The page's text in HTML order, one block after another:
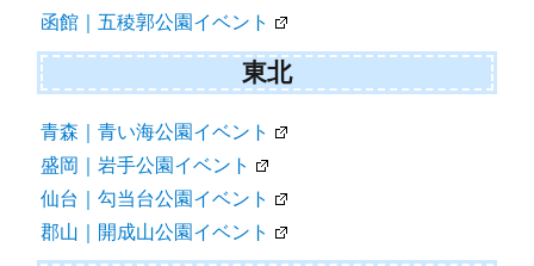
函館｜五稜郭公園イベント
東北
青森｜青い海公園イベント
盛岡｜岩手公園イベント
仙台｜勾当台公園イベント
郡山｜開成山公園イベント